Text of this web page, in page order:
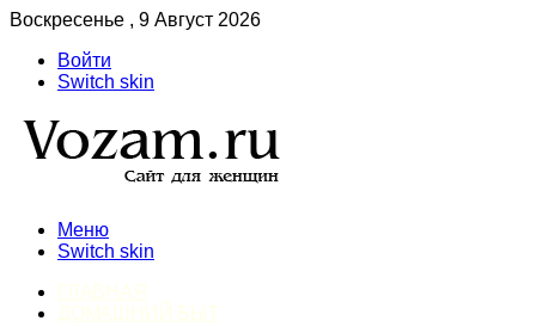
Воскресенье , 9 Август 2026
Войти
Switch skin
Меню
Switch skin